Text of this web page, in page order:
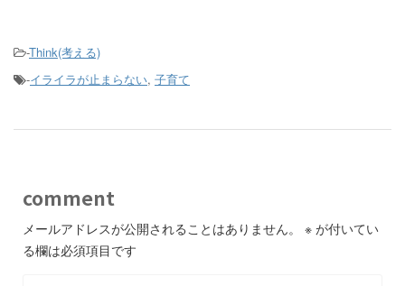
-Think(考える)
-イライラが止まらない, 子育て
comment
メールアドレスが公開されることはありません。 ※ が付いてい
る欄は必須項目です